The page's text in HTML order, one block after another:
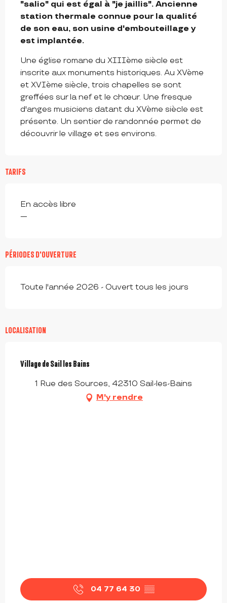
"salio" qui est égal à "je jaillis". Ancienne
station thermale connue pour la qualité
de son eau, son usine d'embouteillage y
est implantée.
Une église romane du XIIIème siècle est
inscrite aux monuments historiques. Au XVème
et XVIème siècle, trois chapelles se sont
greffées sur la nef et le chœur. Une fresque
d'anges musiciens datant du XVème siècle est
présente. Un sentier de randonnée permet de
découvrir le village et ses environs.
TARIFS
En accès libre
—
PÉRIODES D'OUVERTURE
Toute l'année 2026 - Ouvert tous les jours
LOCALISATION
Village de Sail les Bains
1 Rue des Sources, 42310 Sail-les-Bains
M'y rendre
04 77 64 30 ▒▒